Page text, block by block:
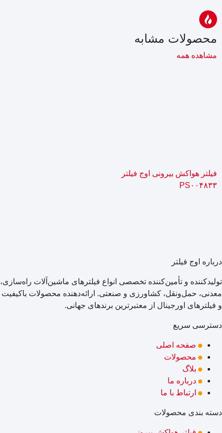
محصولات مشابه
مشاهده همه
فیلتر هواکش بیرونی اوج فیلتر
PS۰۰۴۸۳۳
درباره اوج فیلتر
تولیدکننده و تأمین‌کننده تخصصی انواع فیلترهای ماشین‌آلات راه‌سازی،
معدنی، حمل‌ونقل، کشاورزی و صنعتی. ارائه‌دهنده محصولات باکیفیت
و فیلترهای اورجینال از معتبرترین برندهای جهانی.
دسترسی سریع
صفحه اصلی
محصولات
بلاگ
درباره ما
ارتباط با ما
دسته بندی محصولات